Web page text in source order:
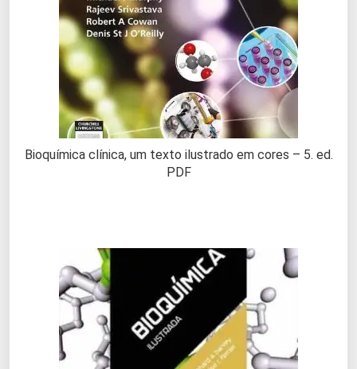
Bioquímica clínica, um texto ilustrado em cores – 5. ed.
PDF